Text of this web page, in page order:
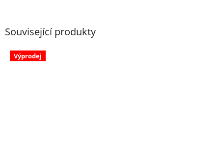
Související produkty
Výprodej